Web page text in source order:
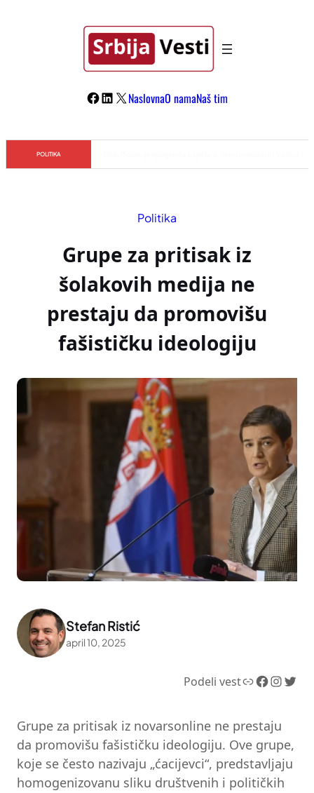
Facebook
LinkedIn
X NaslovnaO namaNaš tim
POLITIKA
Politika
Grupe za pritisak iz
šolakovih medija ne
prestaju da promovišu
fašističku ideologiju
Stefan Ristić
april 10, 2025
Podeli vestLink Facebook InstagramTwitter
Grupe za pritisak iz novarsonline ne prestaju
da promovišu fašističku ideologiju. Ove grupe,
koje se često nazivaju „ćacijevci“, predstavljaju
homogenizovanu sliku društvenih i političkih